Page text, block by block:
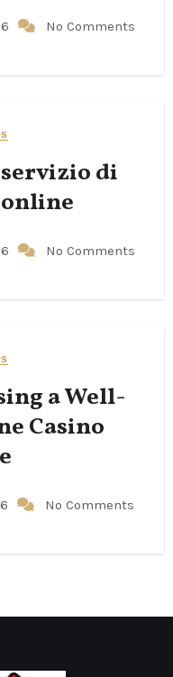
No Comments
di
online
No Comments
a Well-
Casino
No Comments